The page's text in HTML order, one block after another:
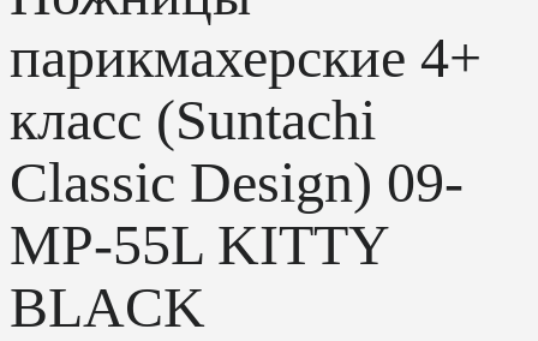
парикмахерские 4+
класс (Suntachi
Classic Design) 09-
MP-55L KITTY
BLACK